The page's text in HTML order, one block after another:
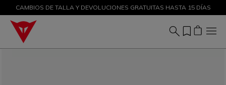
DESCUENTOS DE HASTA EL 50 % – ¡COMPRA AHORA
CAMBIOS DE TALLA Y DEVOLUCIONES GRATUITAS HASTA 15 DÍAS